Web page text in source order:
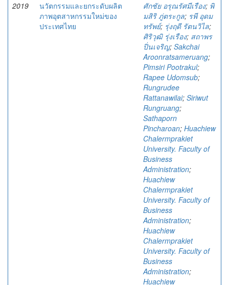
2019
นวัตกรรมและยกระดับผลิต
ภาพอุตสาหกรรมใหม่ของ
ประเทศไทย
ศักชัย อรุณรัศมีเรือง; พิ
มสิริ ภู่ตระกูล; รพี อุดม
ทรัพย์; รุ่งฤดี รัตนวิไล;
ศิริวุฒิ รุ่งเรือง; สถาพร
ปิ่นเจริญ; Sakchai
Aroonratsameruang;
Pimsiri Pootrakul;
Rapee Udomsub;
Rungrudee
Rattanawilai; Siriwut
Rungruang;
Sathaporn
Pincharoan; Huachiew
Chalermprakiet
University. Faculty of
Business
Administration;
Huachiew
Chalermprakiet
University. Faculty of
Business
Administration;
Huachiew
Chalermprakiet
University. Faculty of
Business
Administration;
Huachiew